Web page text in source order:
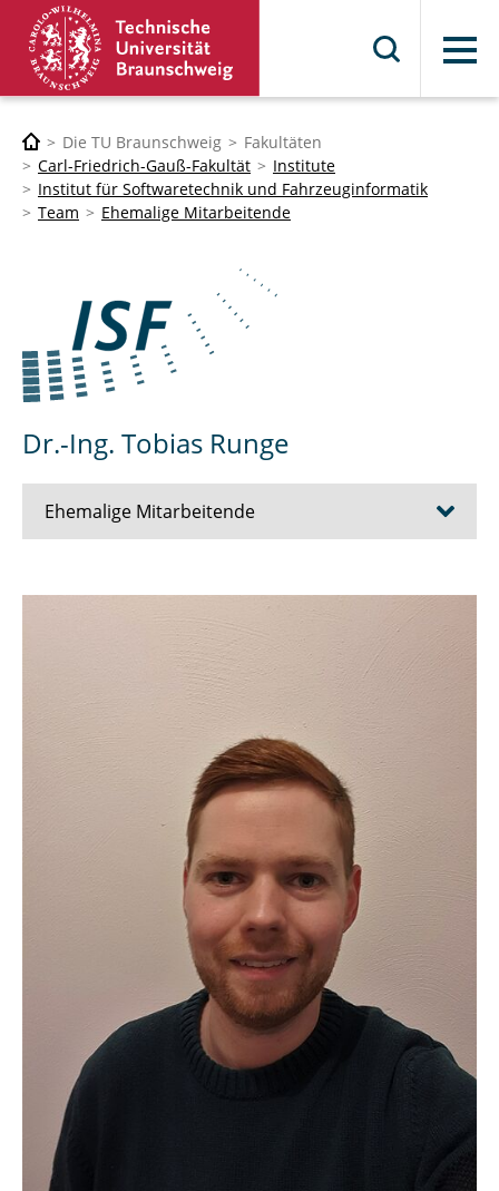
Menü
Die TU Braunschweig
Fakultäten
Carl-Friedrich-Gauß-Fakultät
Institute
Institut für Softwaretechnik und Fahrzeuginformatik
Team
Ehemalige Mitarbeitende
Dr.-Ing. Tobias Runge
Ehemalige Mitarbeitende
Dr.-Ing. Lukas Birkemeyer
Dr. rer. nat. Paul Maximilian Bittner
Dr. Tabea Bordis
Domenik Eichhorn
Dr.-Ing. Alexander Kittelmann (Knüppel)
Christoph König
Dr. Lukas Linsbauer
Dr.-Ing. Sascha Lity
Dr.-Ing. Michael Nieke
Tobias Pett
Dr.-Ing. Kamil Rosiak